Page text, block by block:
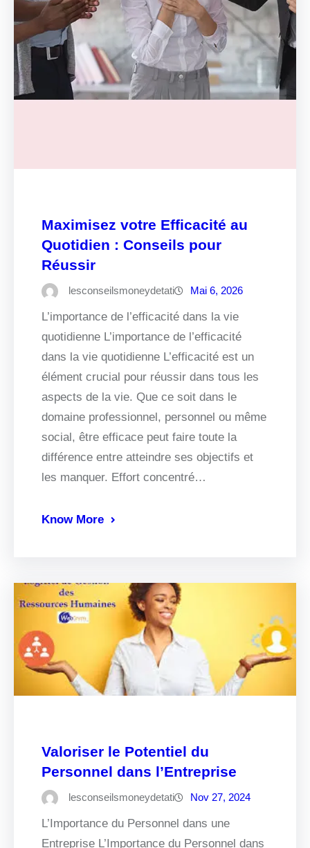
Maximisez votre Efficacité au
Quotidien : Conseils pour
Réussir
lesconseilsmoneydetati Mai 6, 2026
L’importance de l’efficacité dans la vie
quotidienne L’importance de l’efficacité
dans la vie quotidienne L’efficacité est un
élément crucial pour réussir dans tous les
aspects de la vie. Que ce soit dans le
domaine professionnel, personnel ou même
social, être efficace peut faire toute la
différence entre atteindre ses objectifs et
les manquer. Effort concentré…
Know More
Valoriser le Potentiel du
Personnel dans l’Entreprise
lesconseilsmoneydetati Nov 27, 2024
L’Importance du Personnel dans une
Entreprise L’Importance du Personnel dans